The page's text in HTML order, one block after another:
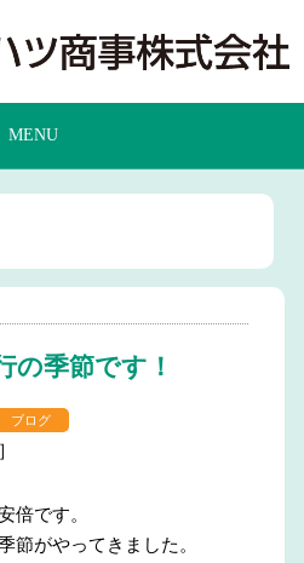
MENU
の季節です！
ブログ
倍です。
節がやってきました。